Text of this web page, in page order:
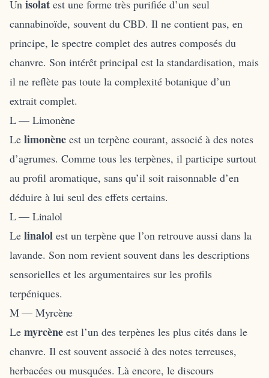
Un isolat est une forme très purifiée d’un seul
cannabinoïde, souvent du CBD. Il ne contient pas, en
principe, le spectre complet des autres composés du
chanvre. Son intérêt principal est la standardisation, mais
il ne reflète pas toute la complexité botanique d’un
extrait complet.
L — Limonène
Le limonène est un terpène courant, associé à des notes
d’agrumes. Comme tous les terpènes, il participe surtout
au profil aromatique, sans qu’il soit raisonnable d’en
déduire à lui seul des effets certains.
L — Linalol
Le linalol est un terpène que l’on retrouve aussi dans la
lavande. Son nom revient souvent dans les descriptions
sensorielles et les argumentaires sur les profils
terpéniques.
M — Myrcène
Le myrcène est l’un des terpènes les plus cités dans le
chanvre. Il est souvent associé à des notes terreuses,
herbacées ou musquées. Là encore, le discours